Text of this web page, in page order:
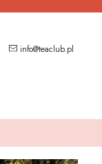
info@teaclub.pl